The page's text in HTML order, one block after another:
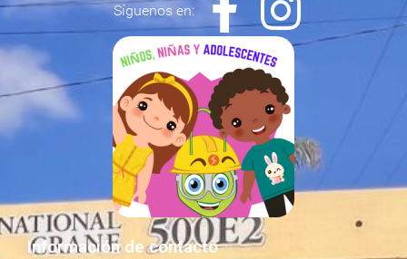
Síguenos en:
Información de contacto